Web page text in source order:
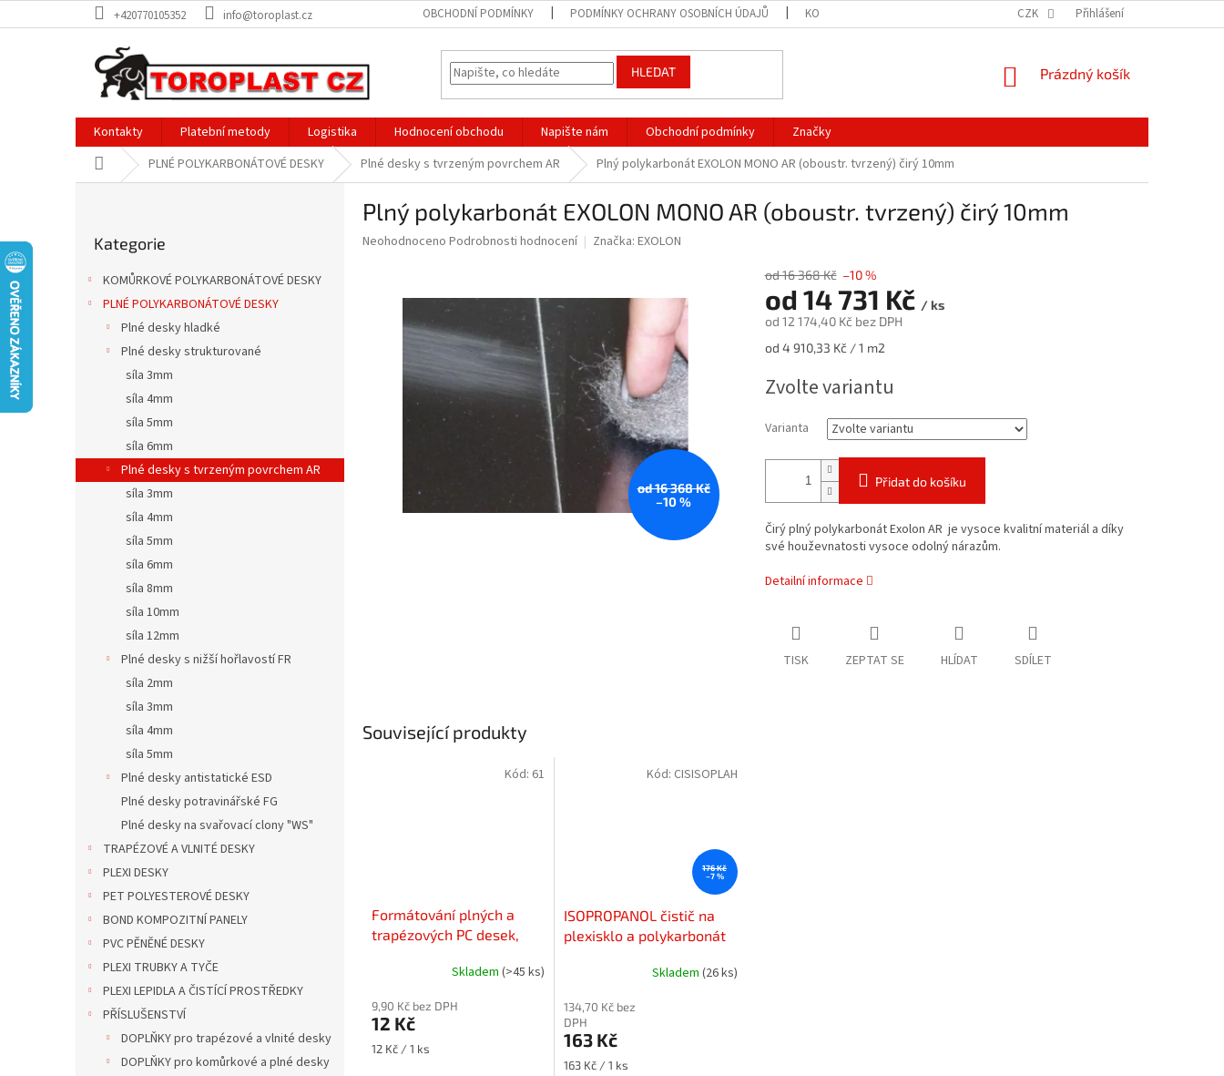
na
+420770105352 info@toroplast.cz OBCHODNÍ PODMÍNKY PODMÍNKY OCHRANY OSOBNÍCH ÚDAJŮ KONTAKTY NOVINKY
CZK Přihlášení
HLEDAT
NÁKUPNÍ
Prázdný košík
Kontakty Platební metody Logistika Hodnocení obchodu Napište nám Obchodní podmínky
Značky
Domů PLNÉ POLYKARBONÁTOVÉ DESKY Plné desky s tvrzeným povrchem AR Plný polykarbonát EXOLON MONO AR (oboustr. tvrzený) čirý 10mm
l
kategorie
Kategorie
KOMŮRKOVÉ POLYKARBONÁTOVÉ DESKY
PLNÉ POLYKARBONÁTOVÉ DESKY
Plné desky hladké
Plné desky strukturované
síla 3mm
síla 4mm
síla 5mm
síla 6mm
Plné desky s tvrzeným povrchem AR
síla 3mm
síla 4mm
síla 5mm
síla 6mm
síla 8mm
síla 10mm
síla 12mm
Plné desky s nižší hořlavostí FR
síla 2mm
síla 3mm
síla 4mm
síla 5mm
Plné desky antistatické ESD
Plné desky potravinářské FG
Plné desky na svařovací clony "WS"
TRAPÉZOVÉ A VLNITÉ DESKY
PLEXI DESKY
PET POLYESTEROVÉ DESKY
BOND KOMPOZITNÍ PANELY
PVC PĚNĚNÉ DESKY
PLEXI TRUBKY A TYČE
PLEXI LEPIDLA A ČISTÍCÍ PROSTŘEDKY
PŘÍSLUŠENSTVÍ
DOPLŇKY pro trapézové a vlnité desky
DOPLŇKY pro komůrkové a plné desky
Plný polykarbonát EXOLON MONO AR (oboustr. tvrzený) čirý 10mm
Průměrné
Neohodnoceno Podrobnosti hodnocení Značka: EXOLON
od 16 368 Kč
–10 %
od 16 368 Kč –10 %
od 14 731 Kč / ks
od 12 174,40 Kčbez DPH
Měrná
od 4 910,33 Kč / 1 m2
Zvolte variantu
Varianta
Přidat do košíku
Čirý plný polykarbonát Exolon AR je vysoce kvalitní materiál a díky
své houževnatosti vysoce odolný nárazům.
Detailní informace
TISK ZEPTAT SE HLÍDAT SDÍLET
Související produkty
Formátování plných a
trapézových PC desek,
Skladem (>45 ks)
9,90 Kč bez DPH
12 Kč
Měrná
12 Kč / 1 ks
Kód: 61
176 Kč
–7 %
ISOPROPANOL čistič na
plexisklo a polykarbonát
Skladem (26 ks)
134,70 Kč bez
DPH
163 Kč
Měrná
163 Kč / 1 ks
Kód: CISISOPLAH